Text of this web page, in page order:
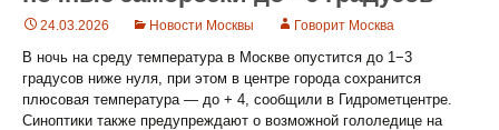
24.03.2026 Новости Москвы Говорит Москва
В ночь на среду температура в Москве опустится до 1−3
градусов ниже нуля, при этом в центре города сохранится
плюсовая температура — до + 4, сообщили в Гидрометцентре.
Синоптики также предупреждают о возможной гололедице на